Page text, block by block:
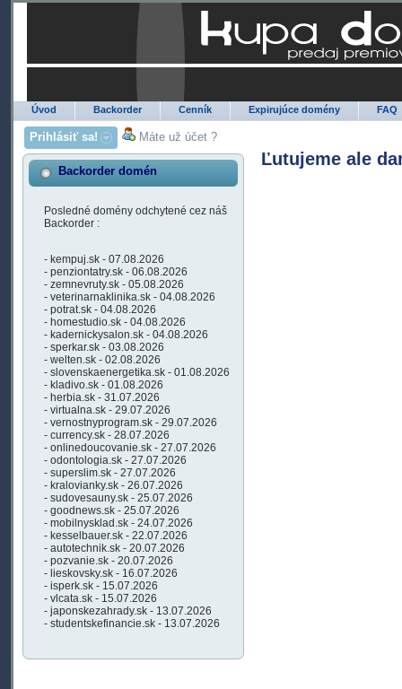
Úvod Backorder Cenník Expirujúce domény FAQ
Prihlásiť sa! Máte už účet ?
Backorder domén
Posledné domény odchytené cez náš
Backorder :
- kempuj.sk - 07.08.2026
- penziontatry.sk - 06.08.2026
- zemnevruty.sk - 05.08.2026
- veterinarnaklinika.sk - 04.08.2026
- potrat.sk - 04.08.2026
- homestudio.sk - 04.08.2026
- kadernickysalon.sk - 04.08.2026
- sperkar.sk - 03.08.2026
- welten.sk - 02.08.2026
- slovenskaenergetika.sk - 01.08.2026
- kladivo.sk - 01.08.2026
- herbia.sk - 31.07.2026
- virtualna.sk - 29.07.2026
- vernostnyprogram.sk - 29.07.2026
- currency.sk - 28.07.2026
- onlinedoucovanie.sk - 27.07.2026
- odontologia.sk - 27.07.2026
- superslim.sk - 27.07.2026
- kralovianky.sk - 26.07.2026
- sudovesauny.sk - 25.07.2026
- goodnews.sk - 25.07.2026
- mobilnysklad.sk - 24.07.2026
- kesselbauer.sk - 22.07.2026
- autotechnik.sk - 20.07.2026
- pozvanie.sk - 20.07.2026
- lieskovsky.sk - 16.07.2026
- isperk.sk - 15.07.2026
- vlcata.sk - 15.07.2026
- japonskezahrady.sk - 13.07.2026
- studentskefinancie.sk - 13.07.2026
Ľutujeme ale